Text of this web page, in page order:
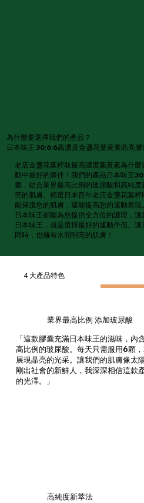
為什麼要選擇我們的產品？
日本味王 30:6:6高濃度金盞花葉黃素晶亮膠
老店金盞花葉粹取最高濃度葉黃素為什
動中最好的夥伴！我們的產品日本味王
囊，結合業界最高比例的玻尿酸和高純
亮的肌膚。精選日本百年老店金盞花葉
能保護您的肌膚，還能提高您的運動表現
日本味王都能為您提供全方位的護理，
日本味王，就是選擇最好的運動伴侶。
同時，也擁有水潤明亮的肌膚！
４大產品特色
業界最高比例 添加玻尿酸
「這款膠囊充滿日本味王的滋味，內
高比例的玻尿酸。每天只需服用6顆
展現晶亮的光采。讓我們的肌膚像太
剛出社會的新鮮人，我深深相信這款
的光澤。」
高純度新萃法